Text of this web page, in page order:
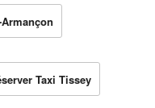
Taxi Tissey